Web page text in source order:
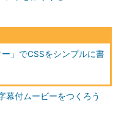
ー」でCSSをシンプルに書
幕付ムービーをつくろう